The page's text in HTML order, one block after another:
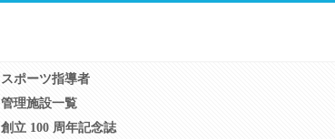
スポーツ指導者
管理施設一覧
創立 100 周年記念誌